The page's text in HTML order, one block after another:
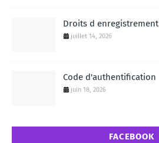
Droits d enregistrement
juillet 14, 2026
Code d'authentification
juin 18, 2026
FACEBOOK